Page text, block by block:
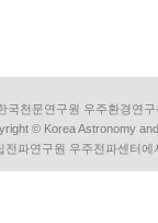
국천문연구원 우주환경연
© Korea Astronomy
전파연구원 우주전파센터에